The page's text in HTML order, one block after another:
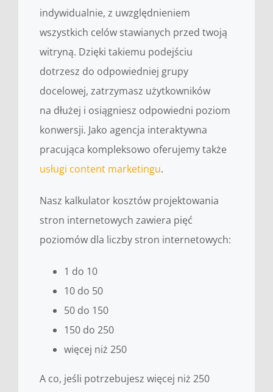
indywidualnie, z uwzględnieniem
wszystkich celów stawianych przed twoją
witryną. Dzięki takiemu podejściu
dotrzesz do odpowiedniej grupy
docelowej, zatrzymasz użytkowników
na dłużej i osiągniesz odpowiedni poziom
konwersji. Jako agencja interaktywna
pracująca kompleksowo oferujemy także
usługi content marketingu.
Nasz kalkulator kosztów projektowania
stron internetowych zawiera pięć
poziomów dla liczby stron internetowych:
1 do 10
10 do 50
50 do 150
150 do 250
więcej niż 250
A co, jeśli potrzebujesz więcej niż 250